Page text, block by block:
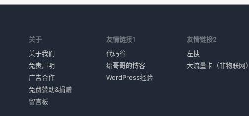
关于
关于我们
免责声明
广告合作
免费赞助&捐赠
留言板
友情链接1
代码谷
缙哥哥的博客
WordPress经验
友情链接2
左搜
大流量卡（非物联网）